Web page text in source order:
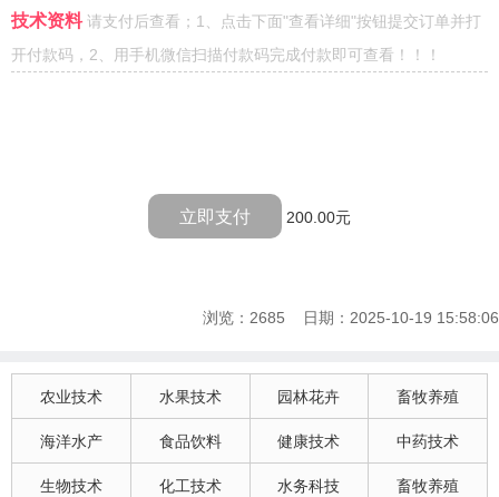
技术资料请支付后查看；1、点击下面"查看详细"按钮提交订单并打
开付款码，2、用手机微信扫描付款码完成付款即可查看！！！
立即支付 200.00元
浏览：2685 日期：2025-10-19 15:58:06
农业技术 水果技术 园林花卉 畜牧养殖
海洋水产 食品饮料 健康技术 中药技术
生物技术 化工技术 水务科技 畜牧养殖